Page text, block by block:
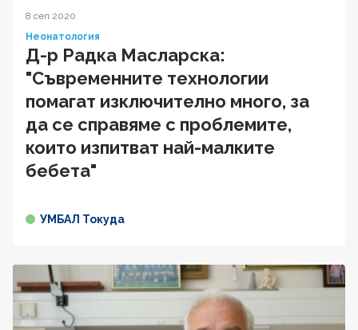
8 сеп 2020
Неонатология
Д-р Радка Масларска:
"Съвременните технологии
помагат изключително много, за
да се справяме с проблемите,
които изпитват най-малките
бебета"
УМБАЛ Токуда